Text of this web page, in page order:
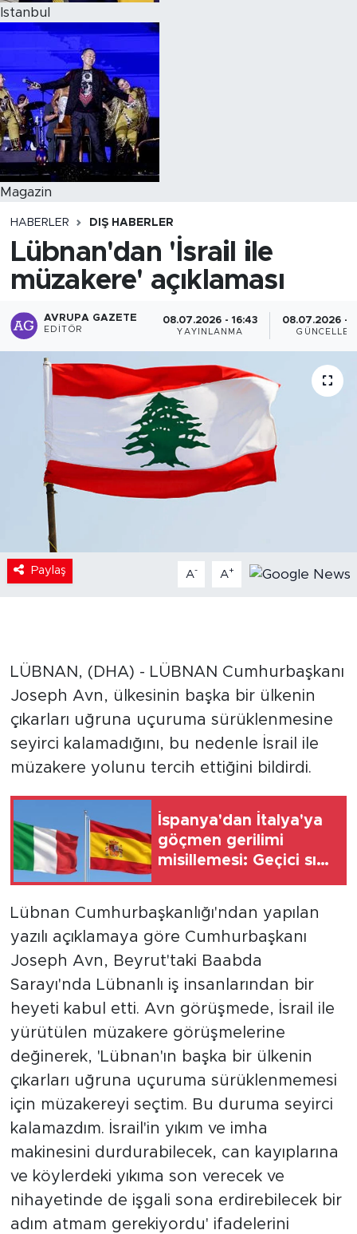
Istanbul
Magazin
HABERLER DIŞ HABERLER
Lübnan'dan 'İsrail ile
müzakere' açıklaması
AVRUPA GAZETE
EDITÖR
08.07.2026 - 16:43
YAYINLANMA
08.07.2026 -
Paylaş A- A+
LÜBNAN, (DHA) - LÜBNAN Cumhurbaşkanı
Joseph Avn, ülkesinin başka bir ülkenin
çıkarları uğruna uçuruma sürüklenmesine
seyirci kalamadığını, bu nedenle İsrail ile
müzakere yolunu tercih ettiğini bildirdi.
İspanya'dan İtalya'ya
göçmen gerilimi
misillemesi: Geçici sınır
Lübnan Cumhurbaşkanlığı'ndan yapılan
yazılı açıklamaya göre Cumhurbaşkanı
Joseph Avn, Beyrut'taki Baabda
Sarayı'nda Lübnanlı iş insanlarından bir
heyeti kabul etti. Avn görüşmede, İsrail ile
yürütülen müzakere görüşmelerine
değinerek, 'Lübnan'ın başka bir ülkenin
çıkarları uğruna uçuruma sürüklenmemesi
için müzakereyi seçtim. Bu duruma seyirci
kalamazdım. İsrail'in yıkım ve imha
makinesini durdurabilecek, can kayıplarına
ve köylerdeki yıkıma son verecek ve
nihayetinde de işgali sona erdirebilecek bir
adım atmam gerekiyordu' ifadelerini